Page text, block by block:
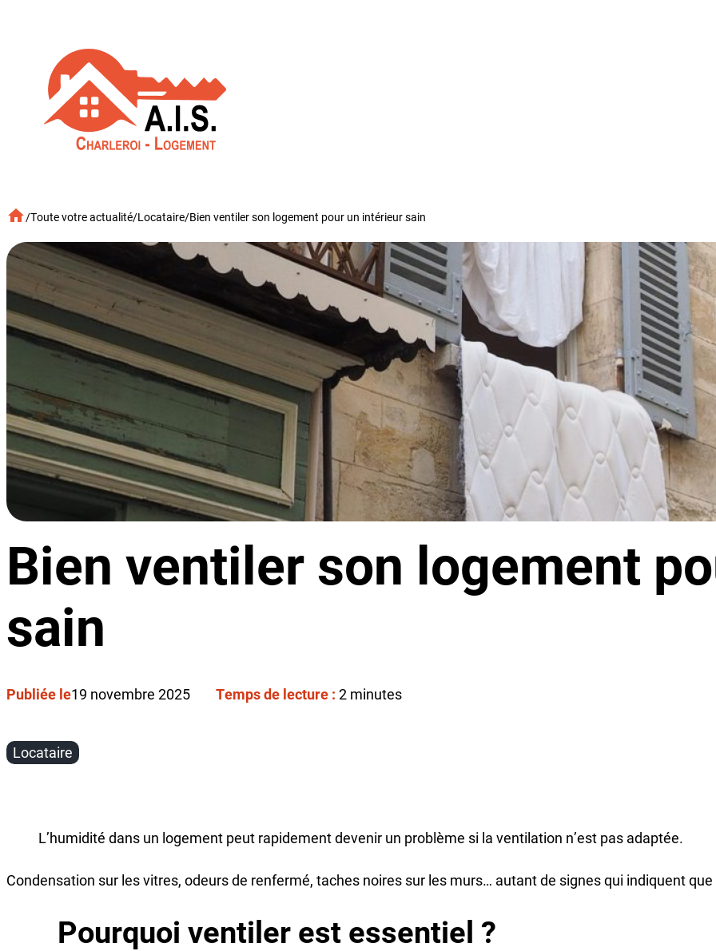
/Toute votre actualité/Locataire/Bien ventiler son logement pour un intérieur sain
Bien ventiler son logement
sain
Publiée le19 novembre 2025 Temps de lecture : 2 minutes
Locataire
L’humidité dans un logement peut rapidement devenir un problème si la ventilation n’est pas adaptée.
Condensation sur les vitres, odeurs de renfermé, taches noires sur les murs… autant de signes qui indiquent
Pourquoi ventiler est essentiel ?